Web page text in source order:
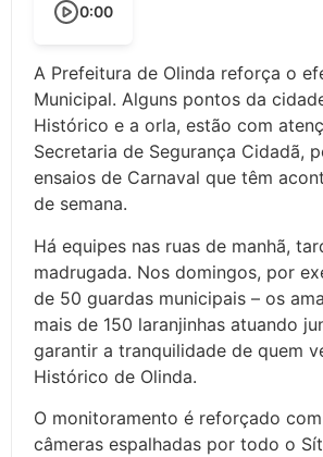
0:00
A Prefeitura de Olinda reforça o
Municipal. Alguns pontos da
Histórico e a orla, estão com
Secretaria de Segurança Cidadã,
ensaios de Carnaval que têm
de semana.
Há equipes nas ruas de manhã,
madrugada. Nos domingos, por
de 50 guardas municipais – os
mais de 150 laranjinhas atuando
garantir a tranquilidade de quem
Histórico de Olinda.
O monitoramento é reforçado
câmeras espalhadas por todo o